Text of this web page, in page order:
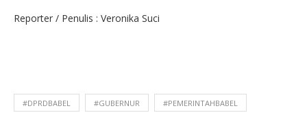
Reporter / Penulis : Veronika Suci
#DPRDBABEL #GUBERNUR #PEMERINTAHBABEL